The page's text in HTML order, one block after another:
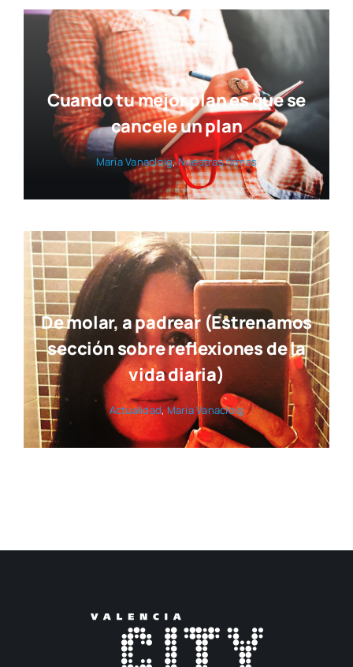
Cuando tu mejor plan es que se
cancele un plan
María Vana­cloig,Nues­tras fir­mas
De molar, a padrear (Estrenamos
sección sobre reflexiones de la
vida diaria)
Actua­li­dad,María Vana­cloig